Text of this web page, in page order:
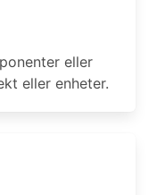
eller
eller enheter.